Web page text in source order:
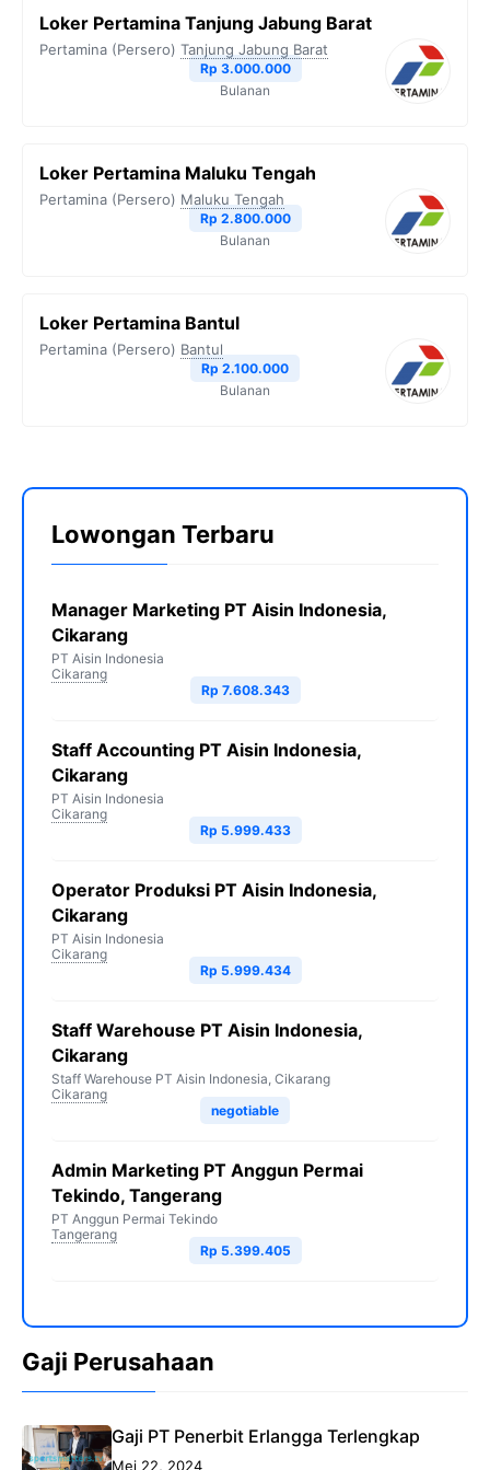
Loker Pertamina Tanjung Jabung Barat
Pertamina (Persero) Tanjung Jabung Barat
Rp 3.000.000
Bulanan
Loker Pertamina Maluku Tengah
Pertamina (Persero) Maluku Tengah
Rp 2.800.000
Bulanan
Loker Pertamina Bantul
Pertamina (Persero) Bantul
Rp 2.100.000
Bulanan
Lowongan Terbaru
Manager Marketing PT Aisin Indonesia,
Cikarang
PT Aisin Indonesia
Cikarang
Rp 7.608.343
Staff Accounting PT Aisin Indonesia,
Cikarang
PT Aisin Indonesia
Cikarang
Rp 5.999.433
Operator Produksi PT Aisin Indonesia,
Cikarang
PT Aisin Indonesia
Cikarang
Rp 5.999.434
Staff Warehouse PT Aisin Indonesia,
Cikarang
Staff Warehouse PT Aisin Indonesia, Cikarang
Cikarang
negotiable
Admin Marketing PT Anggun Permai
Tekindo, Tangerang
PT Anggun Permai Tekindo
Tangerang
Rp 5.399.405
Gaji Perusahaan
Gaji PT Penerbit Erlangga Terlengkap
Mei 22, 2024